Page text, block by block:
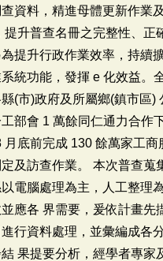
資料，精進母體更新作業
提升普查名冊之完整性、正
提升行政作業效率，持續
統功能，發揮 e 化效益。
(市)政府及所屬鄉(鎮市區)
部會 1 萬餘同仁通力合作
月底前完成 130 餘萬家工商
及訪查作業。 本次普查蒐
電腦處理為主，人工整理為
應各 界需要，爰依計畫先
行資料處理，並彙編成各
果提要分析，經學者專家